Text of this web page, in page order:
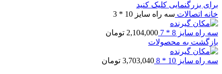
برای بزرگنمایی کلیک کنید
خانه اتصالات سه راه سایز 10 * 3
سه راه سایز 8 * 7 2,104,000 تومان
بازگشت به محصولات
سه راه سایز 10 * 8 3,703,040 تومان